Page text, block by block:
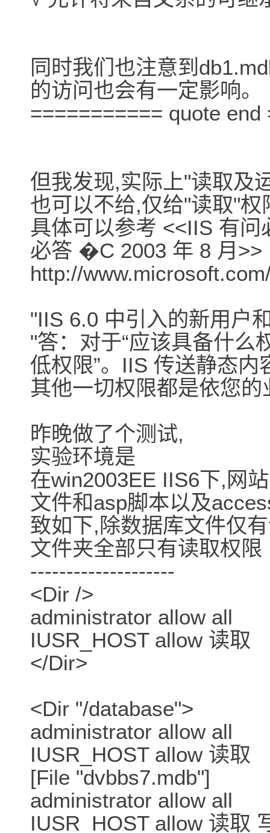
同时我们也注意到
的访问也会有一定影响。
=========== quote
但我发现,实际上"读取及
也可以不给,仅给"读取"权
具体可以参考 <<IIS 有
必答 �C 2003 年 8 月>>
http://
"IIS 6.0 中引入的新用户
"答：对于“应该具备什么
低权限”。IIS 传送静态
其他一切权限都是依您
昨晚做了个测试,
实验环境是
在win2003EE IIS6下,网
文件和asp脚本以及
致如下,除数据库文件仅
文件夹全部只有读取权限
--------------------
<Dir />
administrator allow all
IUSR_HOST allow 读取
</Dir>
<Dir "/database">
administrator allow all
IUSR_HOST allow 读取
[File "dvbbs7.mdb"]
administrator allow all
IUSR_HOST allow 读取